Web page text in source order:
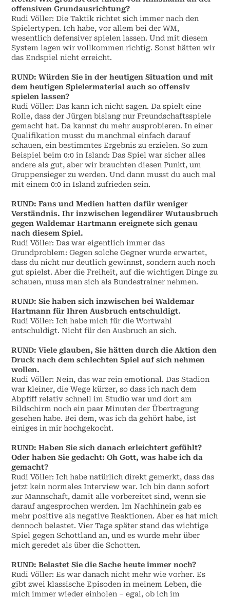
offensiven Grundausrichtung?
Rudi Völler: Die Taktik richtet sich immer nach den
Spielertypen. Ich habe, vor allem bei der WM,
wesentlich defensiver spielen lassen. Und mit diesem
System lagen wir vollkommen richtig. Sonst hätten wir
das Endspiel nicht erreicht.
RUND: Würden Sie in der heutigen Situation und mit
dem heutigen Spielermaterial auch so offensiv
spielen lassen?
Rudi Völler: Das kann ich nicht sagen. Da spielt eine
Rolle, dass der Jürgen bislang nur Freundschaftsspiele
gemacht hat. Da kannst du mehr ausprobieren. In einer
Qualifikation musst du manchmal einfach darauf
schauen, ein bestimmtes Ergebnis zu erzielen. So zum
Beispiel beim 0:0 in Island: Das Spiel war sicher alles
andere als gut, aber wir brauchten diesen Punkt, um
Gruppensieger zu werden. Und dann musst du auch mal
mit einem 0:0 in Island zufrieden sein.
RUND: Fans und Medien hatten dafür weniger
Verständnis. Ihr inzwischen legendärer Wutausbruch
gegen Waldemar Hartmann ereignete sich genau
nach diesem Spiel.
Rudi Völler: Das war eigentlich immer das
Grundproblem: Gegen solche Gegner wurde erwartet,
dass du nicht nur deutlich gewinnst, sondern auch noch
gut spielst. Aber die Freiheit, auf die wichtigen Dinge zu
schauen, muss man sich als Bundestrainer nehmen.
RUND: Sie haben sich inzwischen bei Waldemar
Hartmann für Ihren Ausbruch entschuldigt.
Rudi Völler: Ich habe mich für die Wortwahl
entschuldigt. Nicht für den Ausbruch an sich.
RUND: Viele glauben, Sie hätten durch die Aktion den
Druck nach dem schlechten Spiel auf sich nehmen
wollen.
Rudi Völler: Nein, das war rein emotional. Das Stadion
war kleiner, die Wege kürzer, so dass ich nach dem
Abpfiff relativ schnell im Studio war und dort am
Bildschirm noch ein paar Minuten der Übertragung
gesehen habe. Bei dem, was ich da gehört habe, ist
einiges in mir hochgekocht.
RUND: Haben Sie sich danach erleichtert gefühlt?
Oder haben Sie gedacht: Oh Gott, was habe ich da
gemacht?
Rudi Völler: Ich habe natürlich direkt gemerkt, dass das
jetzt kein normales Interview war. Ich bin dann sofort
zur Mannschaft, damit alle vorbereitet sind, wenn sie
darauf angesprochen werden. Im Nachhinein gab es
mehr positive als negative Reaktionen. Aber es hat mich
dennoch belastet. Vier Tage später stand das wichtige
Spiel gegen Schottland an, und es wurde mehr über
mich geredet als über die Schotten.
RUND: Belastet Sie die Sache heute immer noch?
Rudi Völler: Es war danach nicht mehr wie vorher. Es
gibt zwei klassische Episoden in meinem Leben, die
mich immer wieder einholen – egal, ob ich im